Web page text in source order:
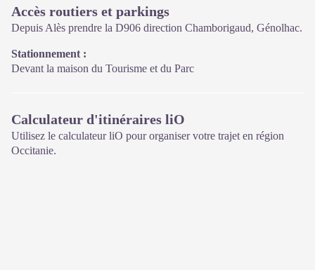
Accès routiers et parkings
Depuis Alès prendre la D906 direction Chamborigaud, Génolhac.
Stationnement :
Devant la maison du Tourisme et du Parc
Calculateur d'itinéraires liO
Utilisez le calculateur liO pour organiser votre trajet en région
Occitanie.